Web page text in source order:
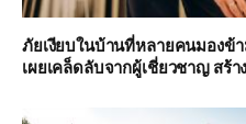
ภัยเงียบในบ้านที่หลายคนมองข้
เผยเคล็ดลับจากผู้เชี่ยวชาญ สร้